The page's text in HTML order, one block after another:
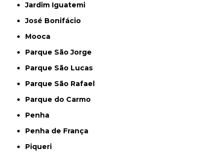
Jardim Iguatemi
José Bonifácio
Mooca
Parque São Jorge
Parque São Lucas
Parque São Rafael
Parque do Carmo
Penha
Penha de França
Piqueri